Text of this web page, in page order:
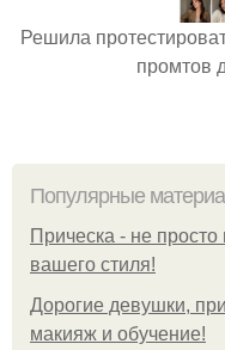
Решила
промтов
Популярные
Прическа - не
вашего стиля!
Дорогие девушки,
макияж и обучение!